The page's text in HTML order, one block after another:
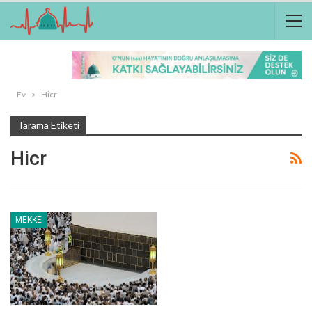
Ev Hicr
Tarama Etiketi
Hicr
MEKKE